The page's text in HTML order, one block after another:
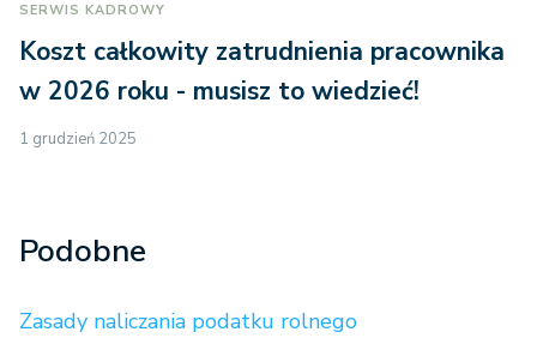
SERWIS KADROWY
Koszt całkowity zatrudnienia pracownika
w 2026 roku - musisz to wiedzieć!
1 grudzień 2025
Podobne
Zasady naliczania podatku rolnego